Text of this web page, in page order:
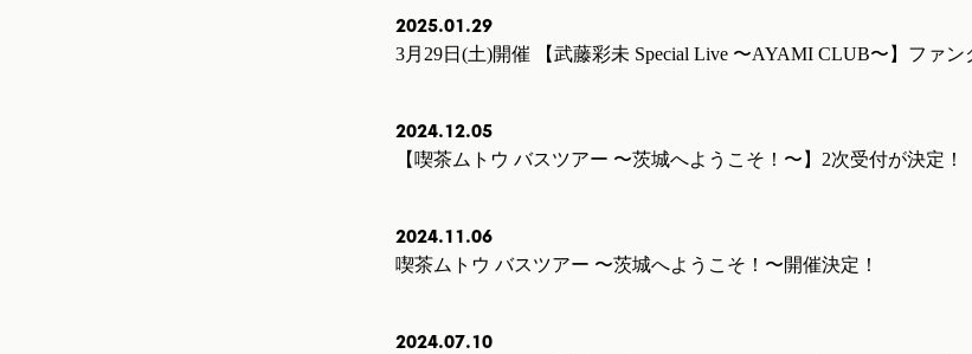
2025.01.29
3月29日(土)開催 【武藤彩未 Special Live 〜AYAMI CLUB〜】ファン
2024.12.05
【喫茶ムトウ バスツアー 〜茨城へようこそ！〜】2次受付が決定！
2024.11.06
喫茶ムトウ バスツアー 〜茨城へようこそ！〜開催決定！
2024.07.10